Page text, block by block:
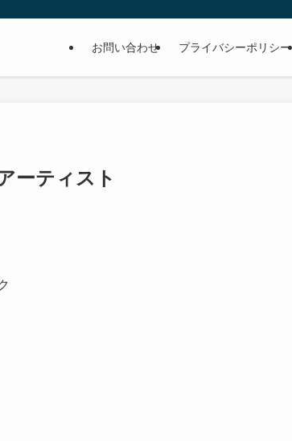
お問い合わせ プライバシーポリシー
ーティスト